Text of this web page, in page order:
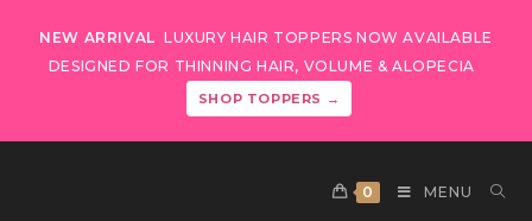
NEW ARRIVAL LUXURY HAIR TOPPERS NOW AVAILABLE
DESIGNED FOR THINNING HAIR, VOLUME & ALOPECIA
SHOP TOPPERS →
0 MENU